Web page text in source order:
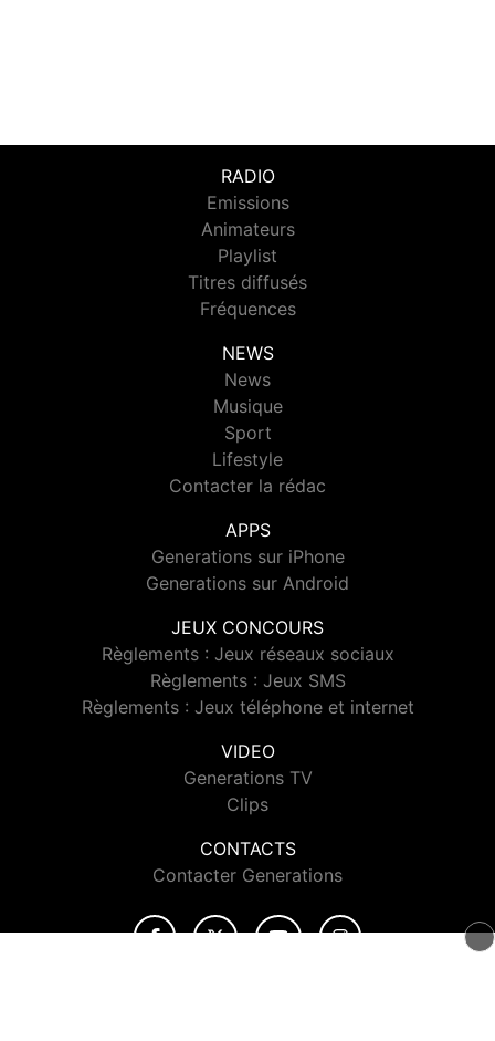
RADIO
Emissions
Animateurs
Playlist
Titres diffusés
Fréquences
NEWS
News
Musique
Sport
Lifestyle
Contacter la rédac
APPS
Generations sur iPhone
Generations sur Android
JEUX CONCOURS
Règlements : Jeux réseaux sociaux
Règlements : Jeux SMS
Règlements : Jeux téléphone et internet
VIDEO
Generations TV
Clips
CONTACTS
Contacter Generations